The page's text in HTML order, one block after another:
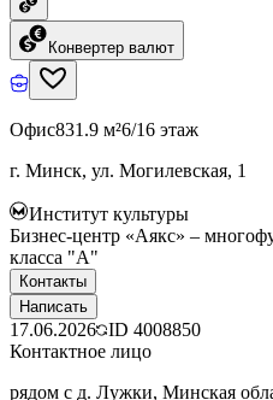
Конвертер валют
Офис831.9 м²6/16 этаж
г. Минск, ул. Могилевская, 1
Институт культуры
Бизнес-центр «Аякс» –
класса "А"
Контакты
Написать
17.06.2026 ID 4008850
Контактное лицо
рядом с д. Лужки, Минская